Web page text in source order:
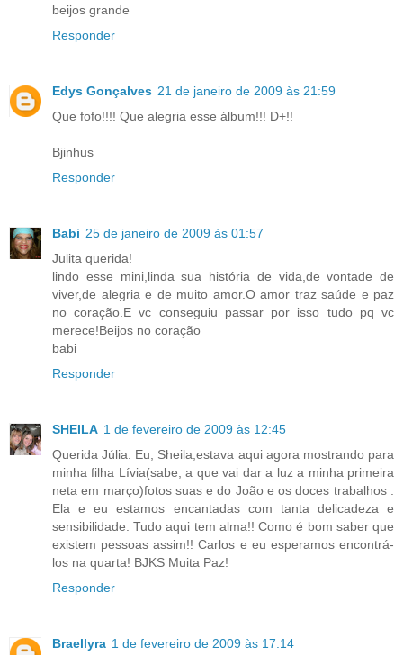
beijos grande
Responder
Edys Gonçalves 21 de janeiro de 2009 às 21:59
Que fofo!!!! Que alegria esse álbum!!! D+!!
Bjinhus
Responder
Babi 25 de janeiro de 2009 às 01:57
Julita querida!
lindo esse mini,linda sua história de vida,de vontade de
viver,de alegria e de muito amor.O amor traz saúde e paz
no coração.E vc conseguiu passar por isso tudo pq vc
merece!Beijos no coração
babi
Responder
SHEILA 1 de fevereiro de 2009 às 12:45
Querida Júlia. Eu, Sheila,estava aqui agora mostrando para
minha filha Lívia(sabe, a que vai dar a luz a minha primeira
neta em março)fotos suas e do João e os doces trabalhos .
Ela e eu estamos encantadas com tanta delicadeza e
sensibilidade. Tudo aqui tem alma!! Como é bom saber que
existem pessoas assim!! Carlos e eu esperamos encontrá-
los na quarta! BJKS Muita Paz!
Responder
Braellyra 1 de fevereiro de 2009 às 17:14